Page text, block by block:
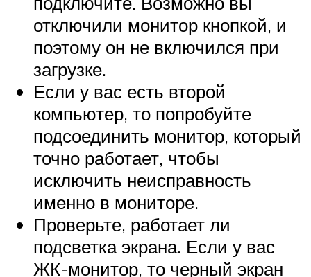
отключили монитор кнопкой, и
поэтому он не включился при
загрузке.
Если у вас есть второй
компьютер, то попробуйте
подсоединить монитор, который
точно работает, чтобы
исключить неисправность
именно в мониторе.
Проверьте, работает ли
подсветка экрана. Если у вас
ЖК-монитор, то черный экран